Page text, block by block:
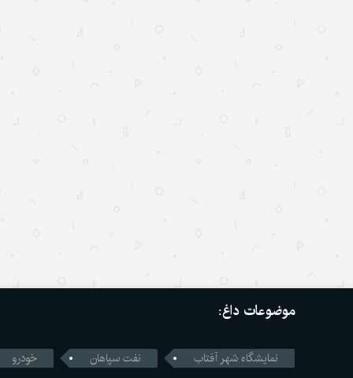
موضوعات داغ:
نمایشگاه شهر آفتاب نفت سپاهان خودرو